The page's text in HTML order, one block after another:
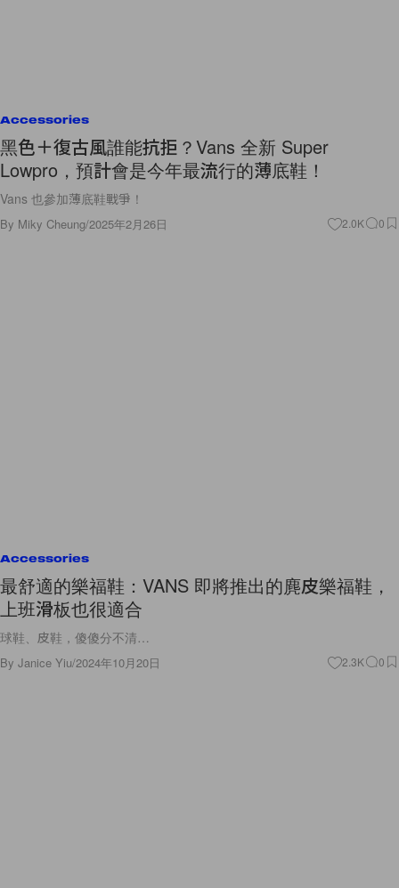
Accessories
黑色＋復古風誰能抗拒？Vans 全新 Super
Lowpro，預計會是今年最流行的薄底鞋！
Vans 也參加薄底鞋戰爭！
By Miky Cheung/2025年2月26日 2.0K 0
Accessories
最舒適的樂福鞋：VANS 即將推出的麂皮樂福鞋，
上班滑板也很適合
球鞋、皮鞋，傻傻分不清…
By Janice Yiu/2024年10月20日 2.3K 0